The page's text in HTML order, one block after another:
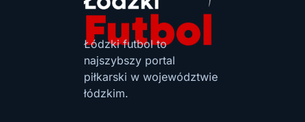
Łódzki futbol to
najszybszy portal
piłkarski w województwie
łódzkim.